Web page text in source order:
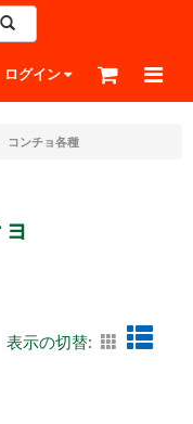
ログイン
コンチョ各種
表示の切替: